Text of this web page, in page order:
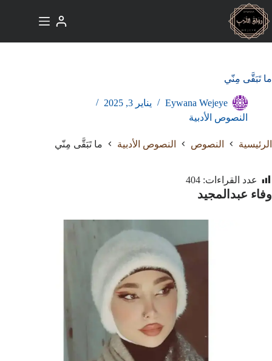
التجاوز
إلى
المحتوى
ما تَبَقَّى مِنّي
Eywana Wejeye
يناير 3, 2025
النصوص الأدبية
الرئيسية النصوص النصوص الأدبية ما تَبَقَّى مِنّي
عدد القراءات: 404
وفاء عبدالمجيد